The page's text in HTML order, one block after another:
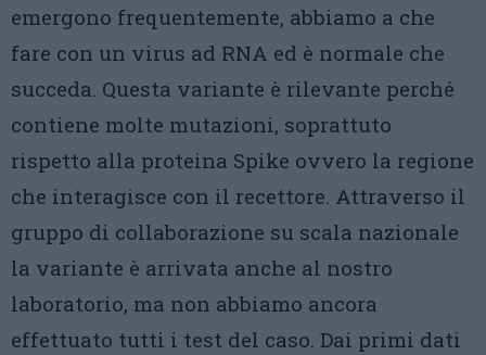
emergono frequentemente, abbiamo a che
fare con un virus ad RNA ed è normale che
succeda. Questa variante è rilevante perché
contiene molte mutazioni, soprattuto
rispetto alla proteina Spike ovvero la regione
che interagisce con il recettore. Attraverso il
gruppo di collaborazione su scala nazionale
la variante è arrivata anche al nostro
laboratorio, ma non abbiamo ancora
effettuato tutti i test del caso. Dai primi dati